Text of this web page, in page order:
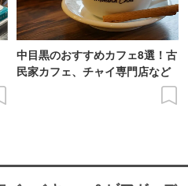
中目黒のおすすめカフェ8選！古
民家カフェ、チャイ専門店など